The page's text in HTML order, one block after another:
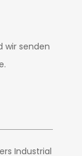
wir senden
Industrial